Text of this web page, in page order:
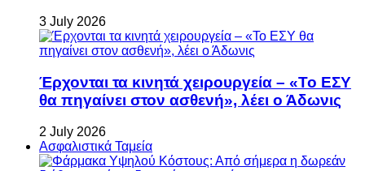
3 July 2026
Έρχονται τα κινητά χειρουργεία – «Το ΕΣΥ
θα πηγαίνει στον ασθενή», λέει ο Άδωνις
2 July 2026
Ασφαλιστικά Ταμεία